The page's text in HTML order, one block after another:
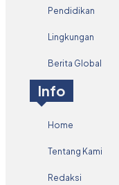
Pendidikan
Lingkungan
Berita Global
Info
Home
Tentang Kami
Redaksi